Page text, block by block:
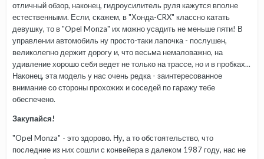
отличный обзор, наконец, гидроусилитель руля кажутся вполне
естественными. Если, скажем, в "Хонда-CRX" классно катать
девушку, то в "Opel Monza" их можно усадить не меньше пяти! В
управлении автомобиль ну просто-таки лапочка - послушен,
великолепно держит дорогу и, что весьма немаловажно, на
удивление хорошо себя ведет не только на трассе, но и в пробках...
Наконец, эта модель у нас очень редка - заинтересованное
внимание со стороны прохожих и соседей по гаражу тебе
обеспечено.
Закупайся!
"Opel Monza" - это здорово. Ну, а то обстоятельство, что
последние из них сошли с конвейера в далеком 1987 году, нас не